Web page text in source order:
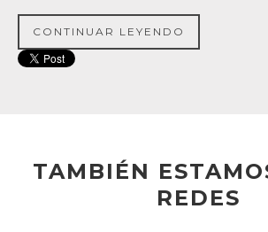
CONTINUAR LEYENDO
TAMBIÉN
REDES